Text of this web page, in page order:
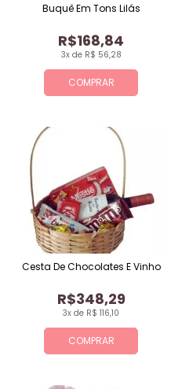
COMPRAR
3x de R$ 56,28
R$168,84
Buquê Em Tons Lilás
COMPRAR
3x de R$ 116,10
R$348,29
Cesta De Chocolates E Vinho